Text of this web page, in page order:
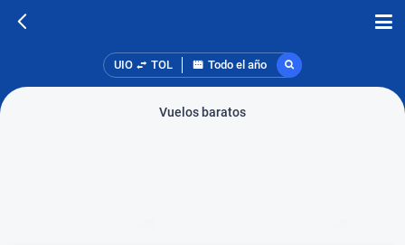
UIO TOL Todo el año
Vuelos baratos